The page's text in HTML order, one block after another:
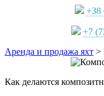
+38
+7
Аренда и продажа яхт >
Как делаются